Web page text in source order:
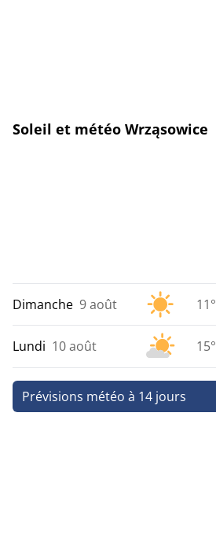
Soleil et météo Wrząsowice
Dimanche 9 août 11°
Lundi 10 août 15°
Prévisions météo à 14 jours